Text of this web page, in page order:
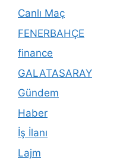
Canlı Maç
FENERBAHÇE
finance
GALATASARAY
Gündem
Haber
İş İlanı
Lajm